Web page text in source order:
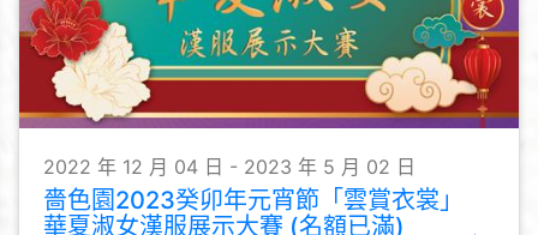
2022 年 12 月 04 日 - 2023 年 5 月 02 日
嗇色園2023癸卯年元宵節「雲賞衣裳」
華夏淑女漢服展示大賽 (名額已滿)